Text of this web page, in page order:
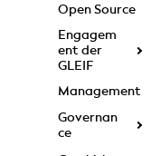
Open Source
Engagem
ent der
GLEIF
Management
Governan
ce